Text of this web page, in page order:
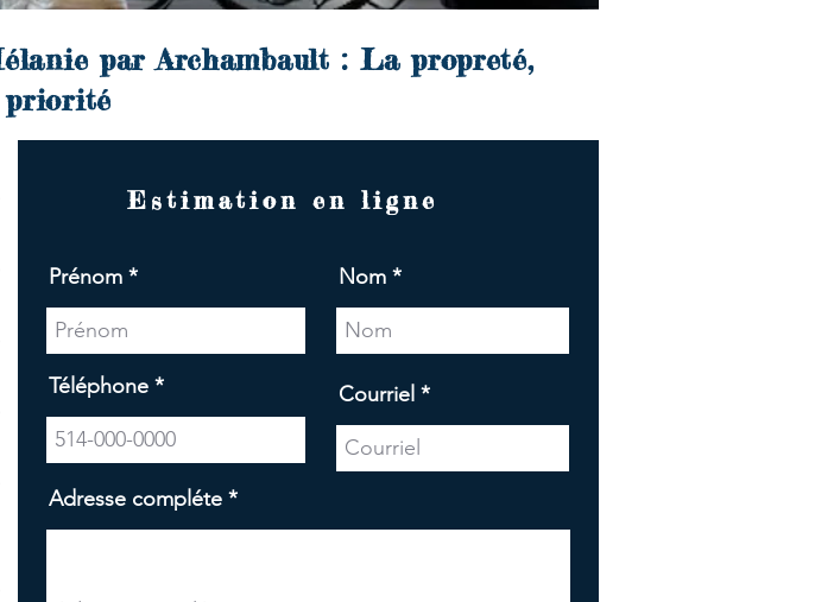
par Archambault : La propreté,
priorité
Estimation en ligne
Prénom Nom
Téléphone Courriel
Adresse compléte